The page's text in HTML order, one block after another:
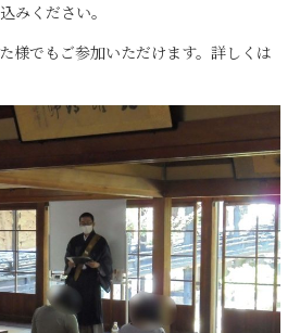
みください。
様でもご参加いただけます。詳しくは